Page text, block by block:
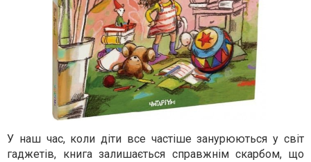
У наш час, коли діти все частіше занурюються у світ
гаджетів, книга залишається справжнім скарбом, що